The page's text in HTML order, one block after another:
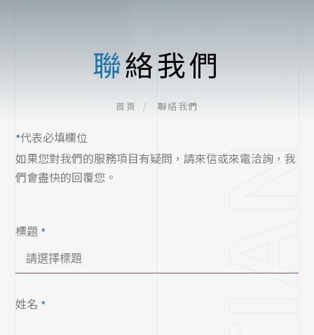
聯絡我們
首頁 聯絡我們
*代表必填欄位
如果您對我們的服務項目有疑問，請來信或來電洽詢，我
們會盡快的回覆您。
標題 *
姓名 *